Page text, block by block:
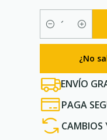
Quantité
¿No
ENVÍO
PAGA
CAMBIOS